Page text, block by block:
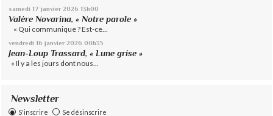
samedi 17 janvier 2026 13h00
Valère Novarina, « Notre parole »
« Qui communique ? Est-ce...
vendredi 16 janvier 2026 00h35
Jean-Loup Trassard, « Lune grise »
« Il y a les jours dont nous...
Newsletter
S'inscrire Se désinscrire